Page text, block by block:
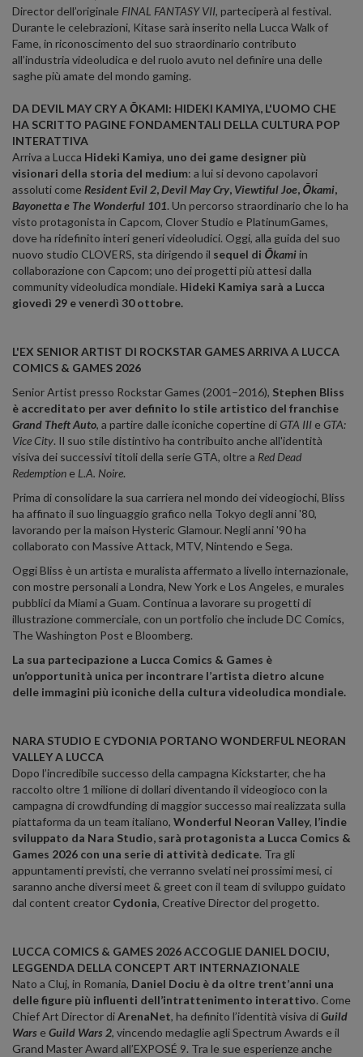
Director dell’originale FINAL FANTASY VII, parteciperà al festival.
Durante le celebrazioni, Kitase sarà inserito nella Lucca Walk of
Fame, in riconoscimento del suo straordinario contributo
all’industria videoludica e del ruolo avuto nel definire una delle
saghe più amate del mondo gaming.
DA DEVIL MAY CRY A ŌKAMI: HIDEKI KAMIYA, L'UOMO CHE
HA SCRITTO PAGINE FONDAMENTALI DELLA CULTURA POP
INTERATTIVA
Arriva a Lucca Hideki Kamiya, uno dei game designer più
visionari della storia del medium: a lui si devono capolavori
assoluti come Resident Evil 2,Devil May Cry, Viewtiful Joe, Ōkami,
Bayonetta e The Wonderful 101. Un percorso straordinario che lo ha
visto protagonista in Capcom, Clover Studio e PlatinumGames,
dove ha ridefinito interi generi videoludici. Oggi, alla guida del suo
nuovo studio CLOVERS, sta dirigendo il sequel di Ōkamiin
collaborazione con Capcom; uno dei progetti più attesi dalla
community videoludica mondiale. Hideki Kamiya sarà a Lucca
giovedì 29 e venerdì 30 ottobre.
L'EX SENIOR ARTIST DI ROCKSTAR GAMES ARRIVA A LUCCA
COMICS & GAMES 2026
Senior Artist presso Rockstar Games (2001–2016), Stephen Bliss
è accreditato per aver definito lo stile artistico del franchise
Grand Theft Auto, a partire dalle iconiche copertine diGTA III e GTA:
Vice City. Il suo stile distintivo ha contribuito anche all'identità
visiva dei successivi titoli della serie GTA, oltre a Red Dead
Redemption e L.A. Noire.
Prima di consolidare la sua carriera nel mondo dei videogiochi, Bliss
ha affinato il suo linguaggio grafico nella Tokyo degli anni '80,
lavorando per la maison Hysteric Glamour. Negli anni '90 ha
collaborato con Massive Attack, MTV, Nintendo e Sega.
Oggi Bliss è un artista e muralista affermato a livello internazionale,
con mostre personali a Londra, New York e Los Angeles, e murales
pubblici da Miami a Guam. Continua a lavorare su progetti di
illustrazione commerciale, con un portfolio che include DC Comics,
The Washington Post e Bloomberg.
La sua partecipazione a Lucca Comics & Games è
un’opportunità unica per incontrare l’artista dietro alcune
delle immagini più iconiche della cultura videoludica mondiale.
NARA STUDIO E CYDONIA PORTANO WONDERFUL NEORAN
VALLEY A LUCCA
Dopo l’incredibile successo della campagna Kickstarter, che ha
raccolto oltre 1 milione di dollari diventando il videogioco con la
campagna di crowdfunding di maggior successo mai realizzata sulla
piattaforma da un team italiano, Wonderful Neoran Valley, l’indie
sviluppato da Nara Studio, sarà protagonista a Lucca Comics &
Games 2026 con una serie di attività dedicate. Tra gli
appuntamenti previsti, che verranno svelati nei prossimi mesi, ci
saranno anche diversi meet & greet con il team di sviluppo guidato
dal content creator Cydonia, Creative Director del progetto.
LUCCA COMICS & GAMES 2026 ACCOGLIE DANIEL DOCIU,
LEGGENDA DELLA CONCEPT ART INTERNAZIONALE
Nato a Cluj, in Romania, Daniel Dociu è da oltre trent’anni una
delle figure più influenti dell’intrattenimento interattivo. Come
Chief Art Director diArenaNet, ha definito l’identità visiva diGuild
Wars e Guild Wars 2, vincendo medaglie agli Spectrum Awards e il
Grand Master Award all’EXPOSÉ 9. Tra le sue esperienze anche